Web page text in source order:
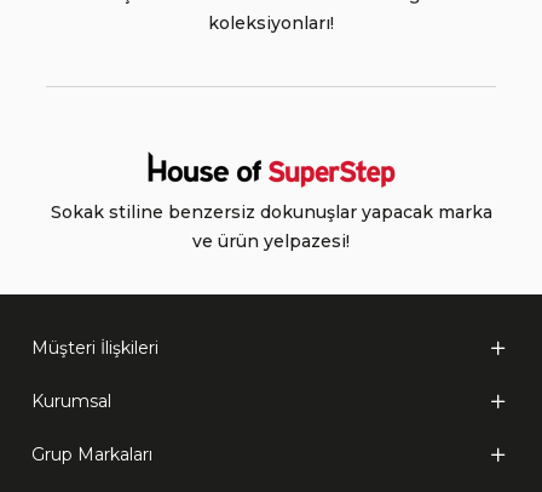
koleksiyonları!
Sokak stiline benzersiz dokunuşlar yapacak marka
ve ürün yelpazesi!
Müşteri İlişkileri
Kurumsal
Grup Markaları